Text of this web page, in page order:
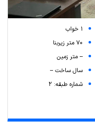
1 خواب
70 متر زیربنا
-- متر زمین
سال ساخت --
شماره طبقه: 2